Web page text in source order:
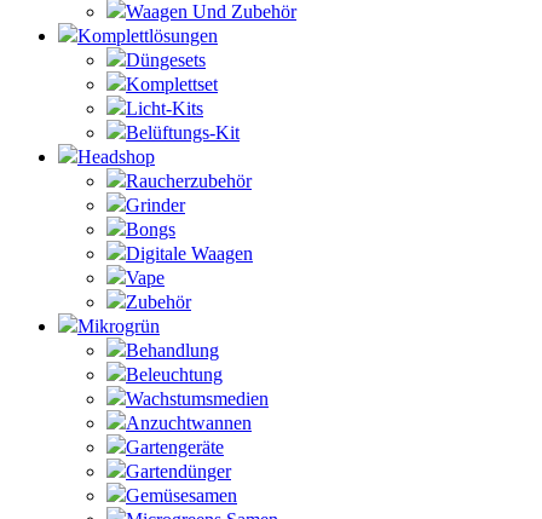
Waagen Und Zubehör
Komplettlösungen
Düngesets
Komplettset
Licht-Kits
Belüftungs-Kit
Headshop
Raucherzubehör
Grinder
Bongs
Digitale Waagen
Vape
Zubehör
Mikrogrün
Behandlung
Beleuchtung
Wachstumsmedien
Anzuchtwannen
Gartengeräte
Gartendünger
Gemüsesamen